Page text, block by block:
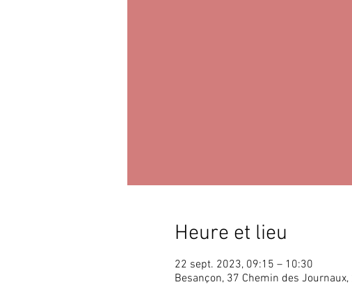
Heure et lieu
22 sept. 2023, 09:15 – 10:30
Besançon, 37 Chemin des